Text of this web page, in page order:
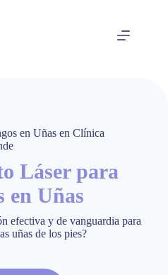
en Uñas en Clínica
Láser para
en Uñas
efectiva y de vanguardia para
uñas de los pies?